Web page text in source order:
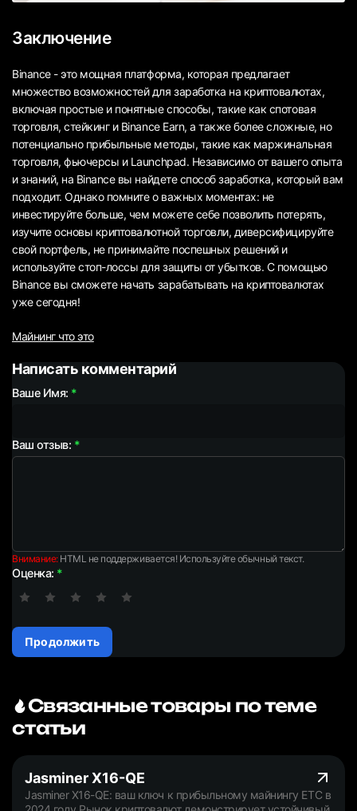
Заключение
Binance - это мощная платформа, которая предлагает
множество возможностей для заработка на криптовалютах,
включая простые и понятные способы, такие как спотовая
торговля, стейкинг и Binance Earn, а также более сложные, но
потенциально прибыльные методы, такие как маржинальная
торговля, фьючерсы и Launchpad. Независимо от вашего опыта
и знаний, на Binance вы найдете способ заработка, который вам
подходит. Однако помните о важных моментах: не
инвестируйте больше, чем можете себе позволить потерять,
изучите основы криптовалютной торговли, диверсифицируйте
свой портфель, не принимайте поспешных решений и
используйте стоп-лоссы для защиты от убытков. С помощью
Binance вы сможете начать зарабатывать на криптовалютах
уже сегодня!
Майнинг что это
Написать комментарий
Ваше Имя:
Ваш отзыв:
Внимание:HTML не поддерживается! Используйте обычный текст.
Оценка:
Продолжить
Связанные товары по теме
статьи
Jasminer X16-QE
Jasminer X16-QE: ваш ключ к прибыльному майнингу ETC в